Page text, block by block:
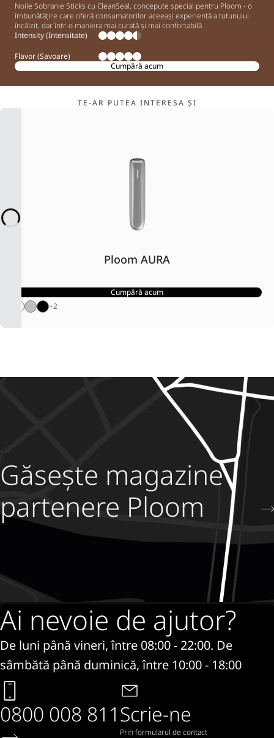
Noile Sobranie Sticks cu CleanSeal, concepute special pentru Ploom - o
îmbunătățire care oferă consumatorilor aceeași experiență a tutunului
încălzit, dar într-o maniera mai curată și mai confortabilă
Intensity (Intensitate)
Flavor (Savoare)
Cumpără acum
TE-AR PUTEA INTERESA ȘI
Ploom AURA
Cumpără acum
+2
Găsește magazine
partenere Ploom
Ai nevoie de ajutor?
De luni până vineri, între 08:00 - 22:00. De
sâmbătă până duminică, între 10:00 - 18:00
0800 008 811Scrie-ne
Prin formularul de contact